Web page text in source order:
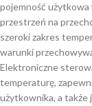
pojemność
przestrzeń na
szeroki zakres
warunki
Elektroniczne
temperaturę,
użytkownika, a także